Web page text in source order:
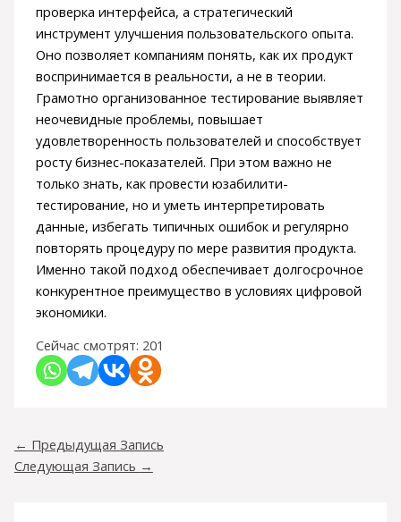
проверка интерфейса, а стратегический
инструмент улучшения пользовательского опыта.
Оно позволяет компаниям понять, как их продукт
воспринимается в реальности, а не в теории.
Грамотно организованное тестирование выявляет
неочевидные проблемы, повышает
удовлетворенность пользователей и способствует
росту бизнес-показателей. При этом важно не
только знать, как провести юзабилити-
тестирование, но и уметь интерпретировать
данные, избегать типичных ошибок и регулярно
повторять процедуру по мере развития продукта.
Именно такой подход обеспечивает долгосрочное
конкурентное преимущество в условиях цифровой
экономики.
Сейчас смотрят: 201
← Предыдущая Запись
Следующая Запись →